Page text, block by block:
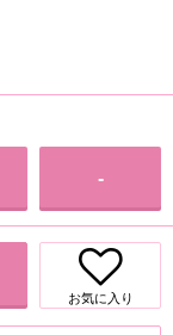
-
お気に入り